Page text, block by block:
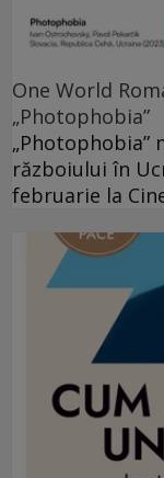
One World
„Photophobia”
„Photophobia”
războiului în
februarie la